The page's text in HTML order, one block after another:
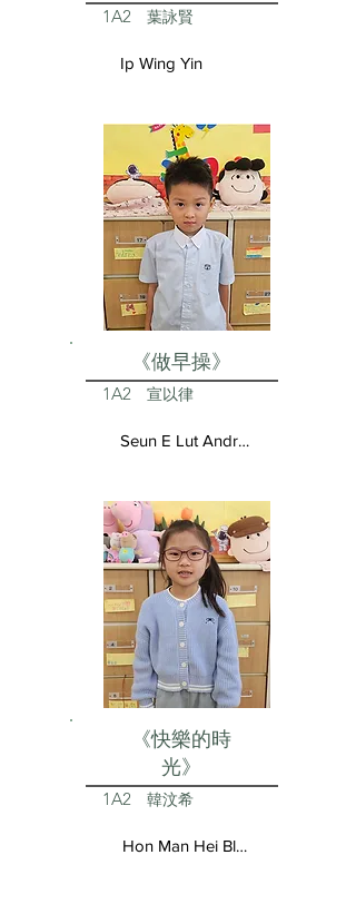
1A2 葉詠賢
Ip Wing Yin
《做早操》
1A2 宣以律
Seun E Lut Andrea
《快樂的時
光》
1A2 韓汶希
Hon Man Hei Blair